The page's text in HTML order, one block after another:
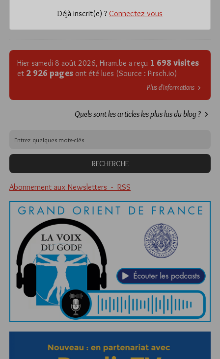
Déjà inscrit(e) ? Connectez-vous
Hier samedi 8 août 2026, Hiram.be a reçu 1 698 visites
et 2 926 pages ont été lues (Source : Pirsch.io)
Plus d’informations
Quels sont les articles les plus lus du blog ?
Abonnement aux Newsletters - RSS